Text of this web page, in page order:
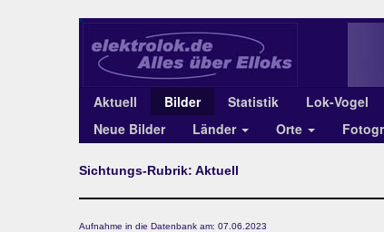
Aktuell Bilder Statistik Lok-Vogel
Neue Bilder
Länder Orte
Sichtungs-Rubrik: Aktuell
Aufnahme in die Datenbank am: 07.06.2023